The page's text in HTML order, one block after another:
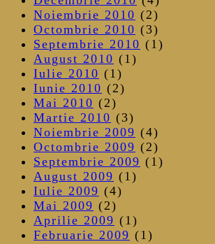
Noiembrie 2010 (2)
Octombrie 2010 (3)
Septembrie 2010 (1)
August 2010 (1)
Iulie 2010 (1)
Iunie 2010 (2)
Mai 2010 (2)
Martie 2010 (3)
Noiembrie 2009 (4)
Octombrie 2009 (2)
Septembrie 2009 (1)
August 2009 (1)
Iulie 2009 (4)
Mai 2009 (2)
Aprilie 2009 (1)
Februarie 2009 (1)